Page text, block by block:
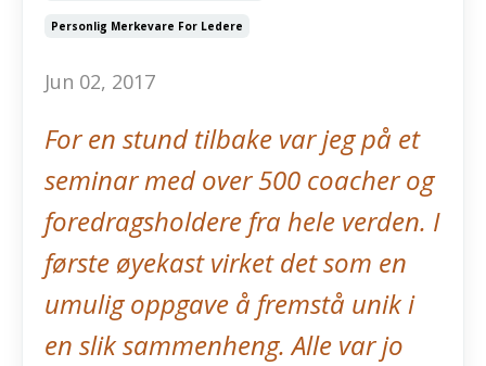
Personlig Merkevare For Ledere
Jun 02, 2017
For en stund tilbake var jeg på et
seminar med over 500 coacher og
foredragsholdere fra hele verden. I
første øyekast virket det som en
umulig oppgave å fremstå unik i
en slik sammenheng. Alle var jo